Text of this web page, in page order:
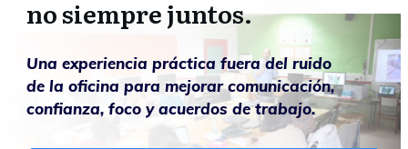
no siempre juntos.
Una experiencia práctica fuera del ruido
de la oficina para mejorar comunicación,
confianza, foco y acuerdos de trabajo.